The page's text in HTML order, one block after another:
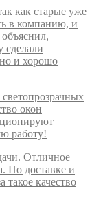
как старые уже
в компанию, и
сделали
и хорошо
окон
работу!
Отличное
По доставке и
качество